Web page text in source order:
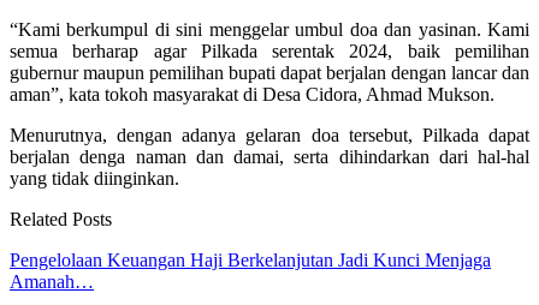
“Kami berkumpul di sini menggelar umbul doa dan yasinan. Kami
semua berharap agar Pilkada serentak 2024, baik pemilihan
gubernur maupun pemilihan bupati dapat berjalan dengan lancar dan
aman”, kata tokoh masyarakat di Desa Cidora, Ahmad Mukson.
Menurutnya, dengan adanya gelaran doa tersebut, Pilkada dapat
berjalan denga naman dan damai, serta dihindarkan dari hal-hal
yang tidak diinginkan.
Related Posts
Pengelolaan Keuangan Haji Berkelanjutan Jadi Kunci Menjaga
Amanah…